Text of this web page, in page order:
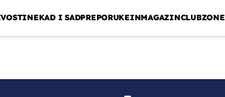
NEKAD I SADPREPORUKEINMAGAZINCLUBZONE